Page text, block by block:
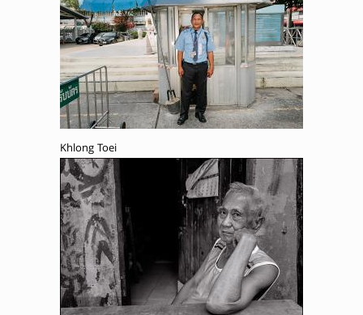
Khlong Toei